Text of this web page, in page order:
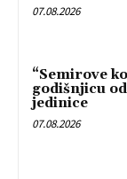
07.08.2026
“Semirove
godišnjicu
jedinice
07.08.2026